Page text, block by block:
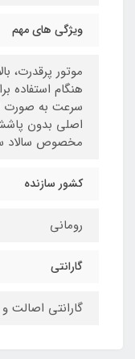
ویژگی های مهم
موتور پرقدرت،
هنگام استفاده
سرعت به صورت
اصلی بدون
مخصوص سالاد
کشور سازنده
رومانی
گارانتی
گارانتی اصالت